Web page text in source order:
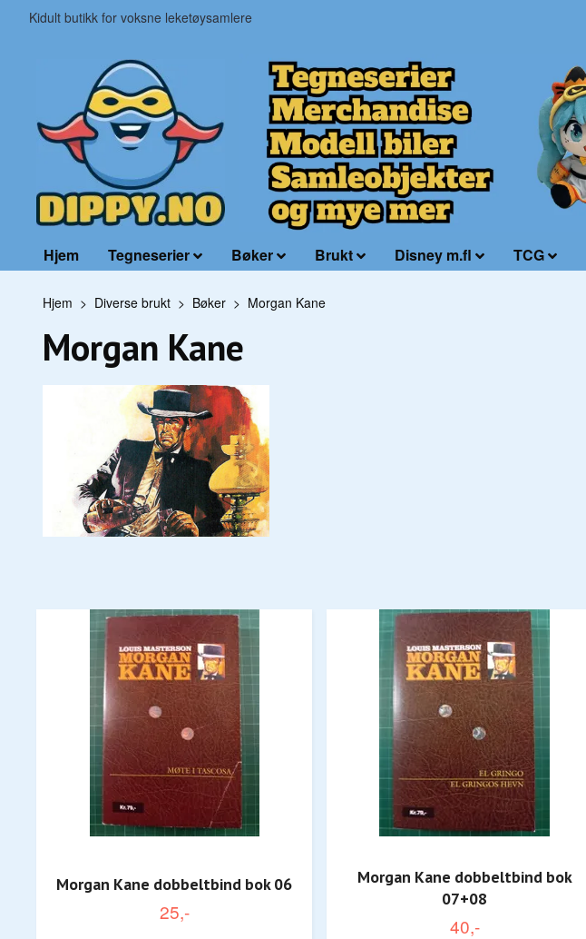
Kidult butikk for voksne leketøysamlere
Hjem Tegneserier Bøker Brukt Disney m.fl TCG
Hjem Diverse brukt Bøker Morgan Kane
Morgan Kane
Morgan Kane dobbeltbind bok 06
25,-
Morgan Kane dobbeltbind bok
07+08
40,-